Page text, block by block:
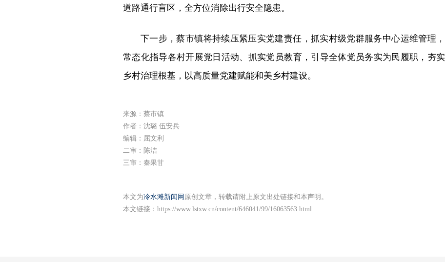
道路通行盲区，全方位消除出行安全隐患。
下一步，蔡市镇将持续压紧压实党建责任，抓实村级党群服务中心运维管理，
常态化指导各村开展党日活动、抓实党员教育，引导全体党员务实为民履职，夯实
乡村治理根基，以高质量党建赋能和美乡村建设。
来源：蔡市镇
作者：沈璐 伍安兵
编辑：屈文利
二审：陈洁
三审：秦果甘
本文为冷水滩新闻网 原创文章，转载请附上原文出处链接和本声明。
本文链接： https://www.lstxw.cn/content/646041/99/16063563.html